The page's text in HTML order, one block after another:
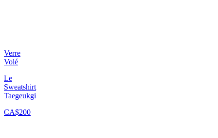
Verre
Volé
Le
Sweatshirt
Taegeukgi
CA$200